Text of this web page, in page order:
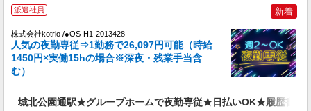
株式会社kotrio /●OS-H1-2014581
都島駅◆サ高住スタッフ◆穏やかな職場×週
3〜×残業なし
時給1550円〜2187円 ＜日払い有/週払い有/交
都島区
派遣社員 新着
株式会社kotrio /●OS-H1-2013428
人気の夜勤専従⇒1勤務で26,097円可能（時給
1450円×実働15hの場合※深夜・残業手当含
む）
城北公園通駅★グループホームで夜勤専従★日払いOK★履歴書不